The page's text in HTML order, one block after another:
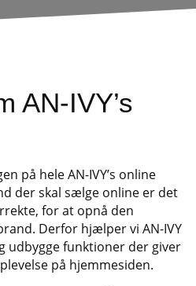
AN-IVY’s
på hele AN-IVY’s online
der skal sælge online er det
for at opnå den
Derfor hjælper vi AN-IVY
udbygge funktioner der giver
på hjemmesiden.